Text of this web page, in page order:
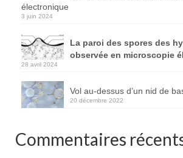
électronique
3 juin 2024
La paroi des spores des
observée en microscopie
28 avril 2024
Vol au-dessus d’un nid de
20 décembre 2022
Commentaires